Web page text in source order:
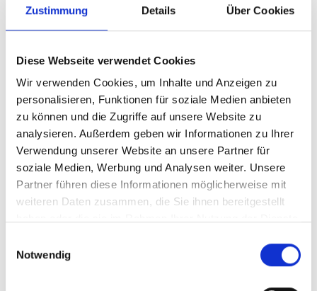
Zustimmung Details Über Cookies
Diese Webseite verwendet Cookies
Wir verwenden Cookies, um Inhalte und Anzeigen zu
personalisieren, Funktionen für soziale Medien anbieten
zu können und die Zugriffe auf unsere Website zu
analysieren. Außerdem geben wir Informationen zu Ihrer
Verwendung unserer Website an unsere Partner für
soziale Medien, Werbung und Analysen weiter. Unsere
Partner führen diese Informationen möglicherweise mit
weiteren Daten zusammen, die Sie ihnen bereitgestellt
Notwendig
Sofort verfügbar, Lieferzeit: 1-3 Tage
IN DEN WARENKORB
Produktdetails